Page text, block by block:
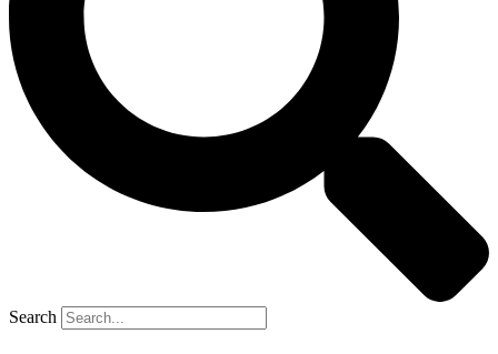
Search